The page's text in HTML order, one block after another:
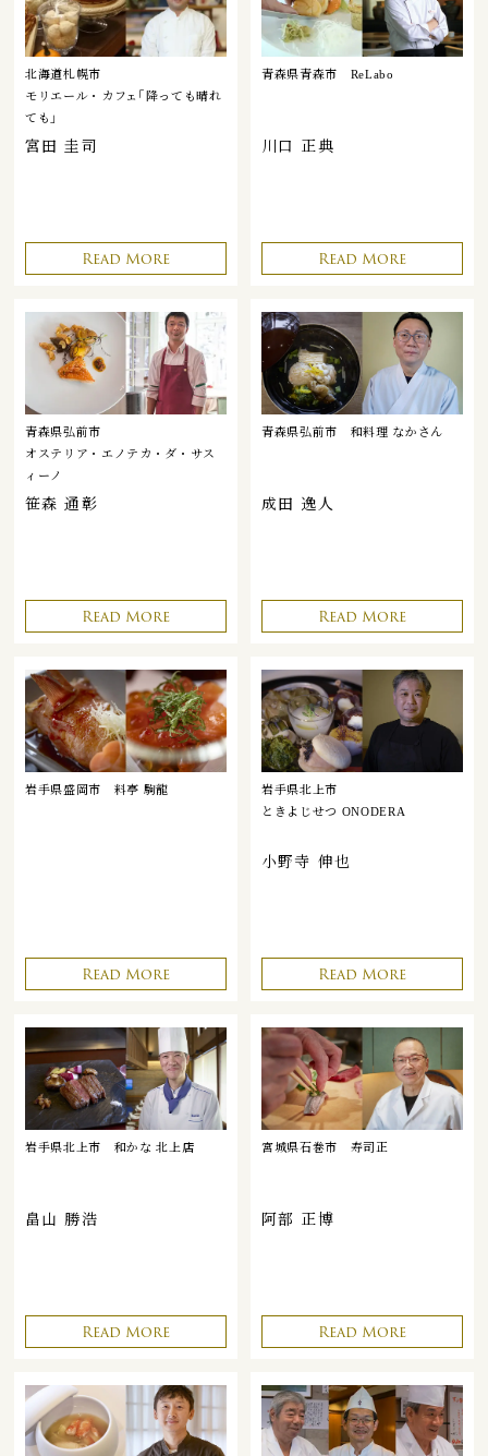
北海道札幌市
モリエール・カフェ｢降っても晴れ
ても｣
宮田 圭司
Read More
青森県青森市 ReLabo
川口 正典
Read More
青森県弘前市
オステリア・エノテカ・ダ・サス
ィーノ
笹森 通彰
Read More
青森県弘前市 和料理 なかさん
成田 逸人
Read More
岩手県盛岡市 料亭 駒龍
Read More
岩手県北上市
ときよじせつ ONODERA
小野寺 伸也
Read More
岩手県北上市 和かな 北上店
畠山 勝浩
Read More
宮城県石巻市 寿司正
阿部 正博
Read More